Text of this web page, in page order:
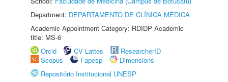
Department: DEPARTAMENTO DE CLÍNICA MÉDICA
Academic Appointment Category: RDIDP Academic
title: MS-6
Orcid
CV Lattes
ResearcherID
Scopus
Fapesp
Dimensions
Repositório Institucional UNESP